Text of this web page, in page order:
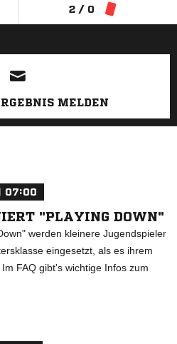
2 / 0
ANZEIGE
MELDEN
07:00
"PLAYING DOWN"
werden kleinere Jugendspieler
eingesetzt, als es ihrem
FAQ gibt's wichtige Infos zum